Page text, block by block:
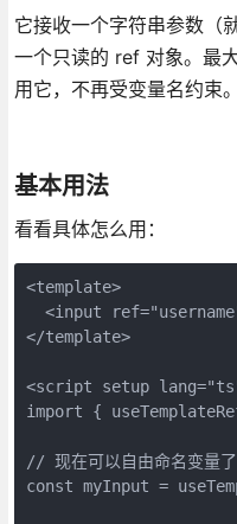
它接收一个字符串参数（
一个只读的 ref 对象。最
用它，不再受变量名约束。
基本用法
看看具体怎么用：
<template>
<input
</template>
<script setup
import {
// 现在可以自由命名变量了
const myInput =